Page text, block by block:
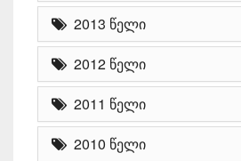
2013 წელი
2012 წელი
2011 წელი
2010 წელი